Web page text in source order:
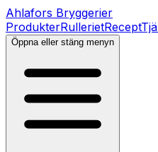
Ahlafors Bryggerier
ProdukterRullerietRecept
Öppna eller stäng menyn